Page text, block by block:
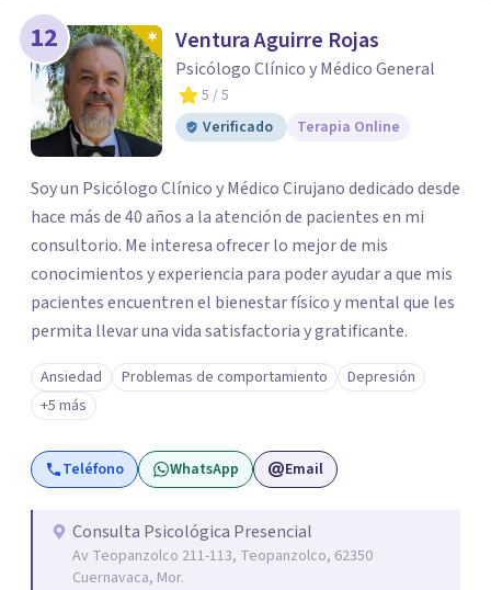
12 Ventura Aguirre Rojas
Psicólogo Clínico y Médico General
5 / 5
Verificado
Terapia Online
Soy un Psicólogo Clínico y Médico Cirujano dedicado desde
hace más de 40 años a la atención de pacientes en mi
consultorio. Me interesa ofrecer lo mejor de mis
conocimientos y experiencia para poder ayudar a que mis
pacientes encuentren el bienestar físico y mental que les
permita llevar una vida satisfactoria y gratificante.
Ansiedad Problemas de comportamiento
Depresión
+5 más
Teléfono WhatsApp Email
Consulta Psicológica Presencial
Av Teopanzolco 211-113, Teopanzolco, 62350
Cuernavaca, Mor.